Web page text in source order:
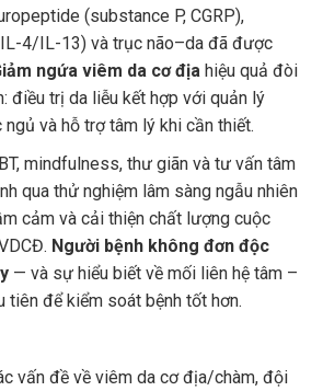
(substance P, CGRP),
4/IL-13) và trục não–da đã được
ngứa viêm da cơ địa hiệu quả đòi
điều trị da liễu kết hợp với quản lý
và hỗ trợ tâm lý khi cần thiết.
mindfulness, thư giãn và tư vấn tâm
qua thử nghiệm lâm sàng ngẫu nhiên
cảm và cải thiện chất lượng cuộc
Người bệnh không đơn độc
— và sự hiểu biết về mối liên hệ tâm –
tiên để kiểm soát bệnh tốt hơn.
vấn đề về viêm da cơ địa/chàm, đội